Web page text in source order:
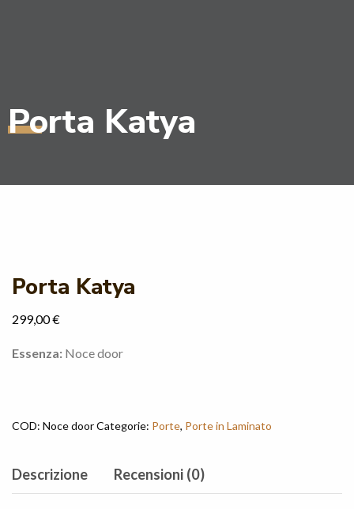
Porta Katya
Porta Katya
299,00€
Essenza: Noce door
COD: Noce doorCategorie: Porte, Porte in Laminato
Descrizione Recensioni (0)